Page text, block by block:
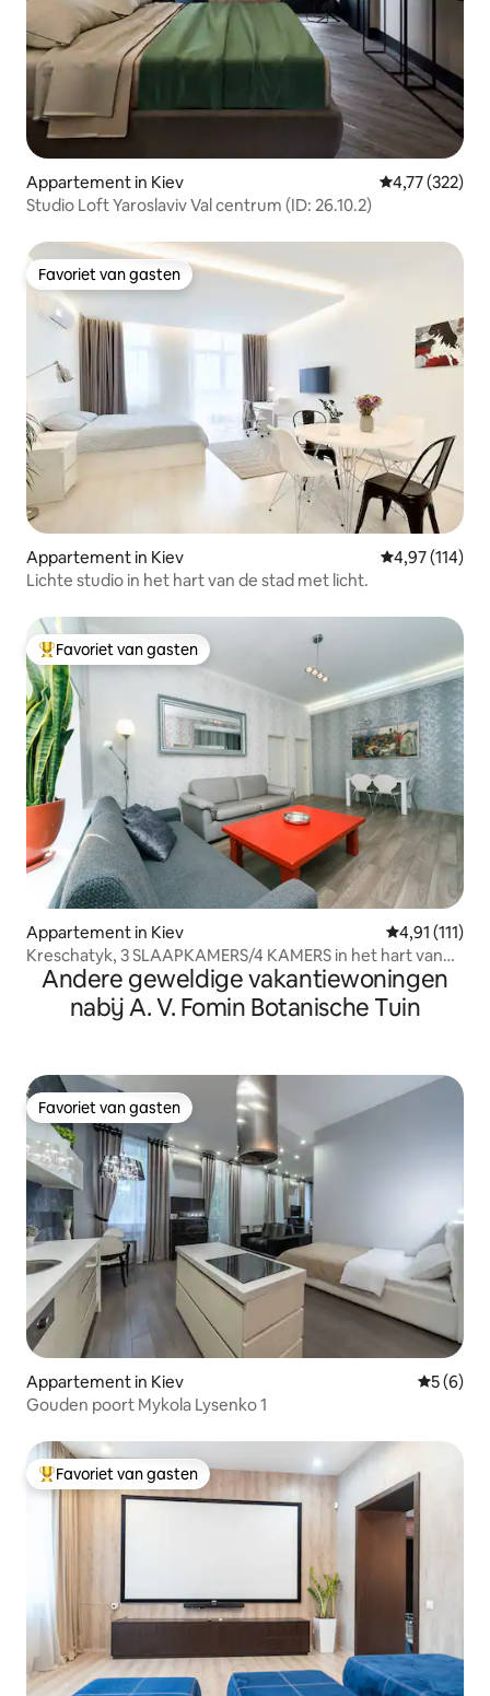
Appartement in Kiev Gemiddelde
4,77 (322)
Studio Loft Yaroslaviv Val centrum (ID: 26.10.2)
Favoriet van gasten
Favoriet van gasten
Appartement in Kiev Gemiddelde
4,97 (114)
Lichte studio in het hart van de stad met licht.
Topfavoriet van gasten
Favoriet van gasten
Appartement in Kiev Gemiddelde
4,91 (111)
Kreschatyk, 3 SLAAPKAMERS/4 KAMERS in het hart van
Kiev
Andere geweldige vakantiewoningen
nabij A. V. Fomin Botanische Tuin
Favoriet van gasten
Favoriet van gasten
Appartement in Kiev
5 (6)
Gouden poort Mykola Lysenko 1
Topfavoriet van gasten
Favoriet van gasten